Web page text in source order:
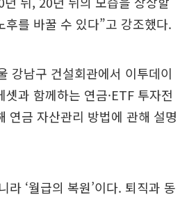
후를 바꿀 수 있다”고 강조했다.
강남구 건설회관에서 이투데이
셋과 함께하는 연금·ETF 투자전
연금 자산관리 방법에 관해 설명
라 ‘월급의 복원’이다. 퇴직과 동